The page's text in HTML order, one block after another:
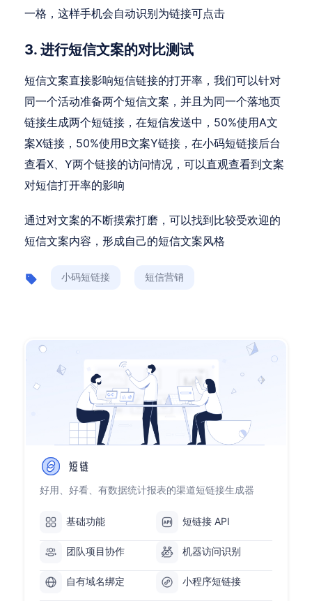
一格，这样手机会自动识别为链接可点击
3. 进行短信文案的对比测试
短信文案直接影响短信链接的打开率，我们可以针对
同一个活动准备两个短信文案，并且为同一个落地页
链接生成两个短链接，在短信发送中，50%使用A文
案X链接，50%使用B文案Y链接，在小码短链接后台
查看X、Y两个链接的访问情况，可以直观查看到文案
对短信打开率的影响
通过对文案的不断摸索打磨，可以找到比较受欢迎的
短信文案内容，形成自己的短信文案风格
小码短链接 短信营销
好用、好看、有数据统计报表的渠道短链接生成器
基础功能 短链接 API
团队项目协作 机器访问识别
自有域名绑定 小程序短链接